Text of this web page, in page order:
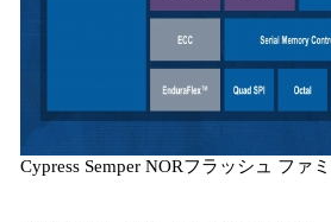
Cypress Semper NORフラッシュ ファ